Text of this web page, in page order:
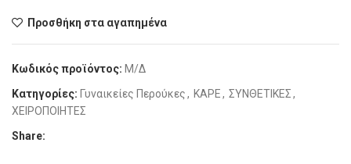
Προσθήκη στα αγαπημένα
Κωδικός προϊόντος: Μ/Δ
Κατηγορίες: Γυναικείες Περούκες, ΚΑΡΕ, ΣΥΝΘΕΤΙΚΕΣ,
ΧΕΙΡΟΠΟΙΗΤΕΣ
Share: